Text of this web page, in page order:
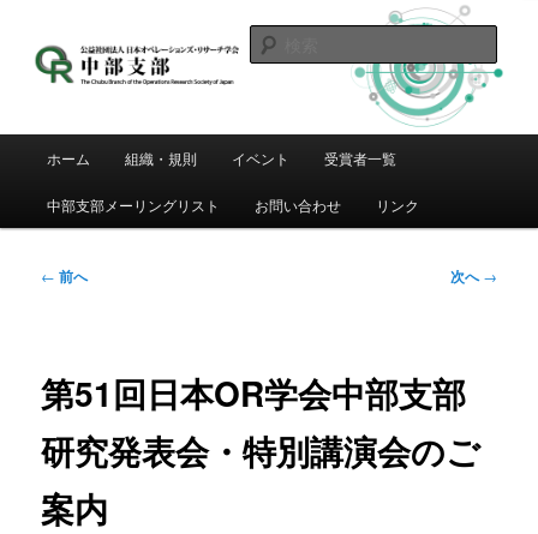
テ
索
メ
ホーム 組織・規則 イベント 受賞者一覧
中部支部メーリングリスト お問い合わせ リンク
投
ゲ
ー
ョ
ン
← 前へ 次へ→
第51回日本OR学会中部支部
研究発表会・特別講演会のご
案内